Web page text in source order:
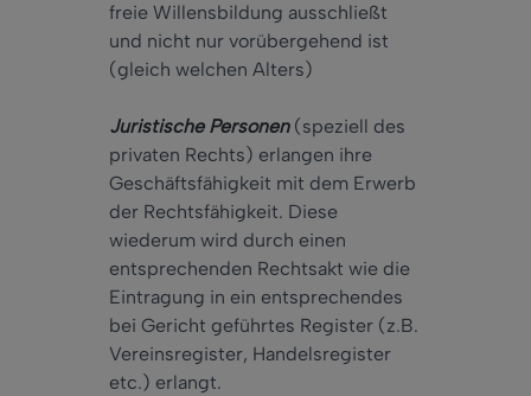
freie Willensbildung ausschließt
und nicht nur vorübergehend ist
(gleich welchen Alters)
Juristische Personen(speziell des
privaten Rechts) erlangen ihre
Geschäftsfähigkeit mit dem Erwerb
der Rechtsfähigkeit. Diese
wiederum wird durch einen
entsprechenden Rechtsakt wie die
Eintragung in ein entsprechendes
bei Gericht geführtes Register (z.B.
Vereinsregister, Handelsregister
etc.) erlangt.